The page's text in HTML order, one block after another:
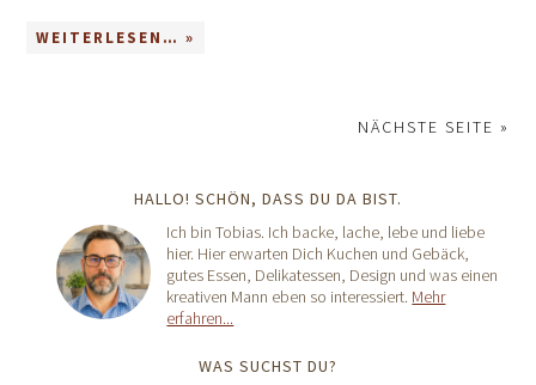
WEITERLESEN… »
NÄCHSTE SEITE »
HALLO! SCHÖN, DASS DU DA BIST.
Ich bin Tobias. Ich backe, lache, lebe und liebe
hier. Hier erwarten Dich Kuchen und Gebäck,
gutes Essen, Delikatessen, Design und was einen
kreativen Mann eben so interessiert. Mehr
erfahren...
WAS SUCHST DU?